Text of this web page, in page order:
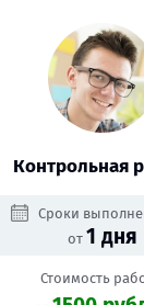
Контрольная
Сроки
от 1 дня
Стоимость